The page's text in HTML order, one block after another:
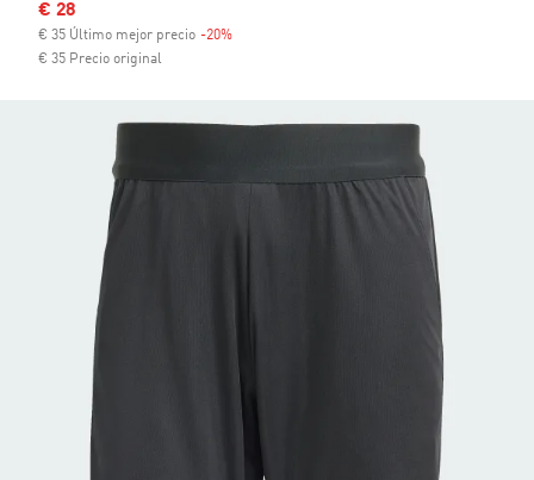
Precio rebajado
€ 28
€ 35 Último mejor precio -20%
€ 35 Precio original